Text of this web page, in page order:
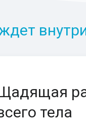
тела